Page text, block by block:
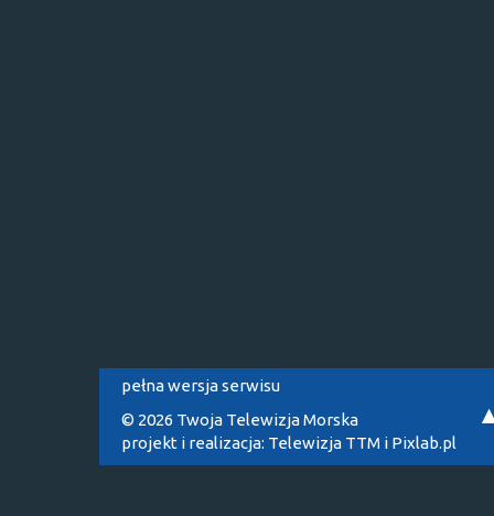
pełna wersja serwisu
© 2026 Twoja Telewizja Morska
projekt i realizacja: Telewizja TTM i Pixlab.pl